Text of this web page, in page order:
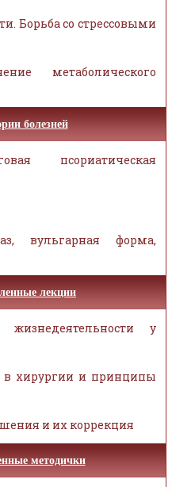
Борьба со стрессовыми
метаболического
болезней
псориатическая
вульгарная форма,
лекции
у
в хирургии и принципы
и их коррекция
методички